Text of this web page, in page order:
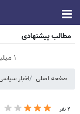
مطالب پیشنهادی
۱ میلیارد اعتبار خرید طلا | بدون ضامن و چک
صفحه اصلی اخبار
۴ نفر